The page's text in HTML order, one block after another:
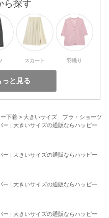
ら探す
スカート 羽織り
下着
大きいサイズ ブラ・ショーツ
| 大きいサイズの通販ならハッピー
| 大きいサイズの通販ならハッピー
| 大きいサイズの通販ならハッピー
| 大きいサイズの通販ならハッピー